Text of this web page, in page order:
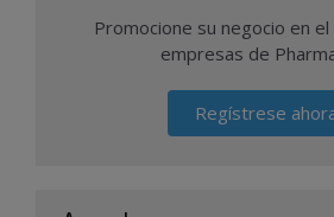
Promocione su negocio en
empresas de
Regístrese